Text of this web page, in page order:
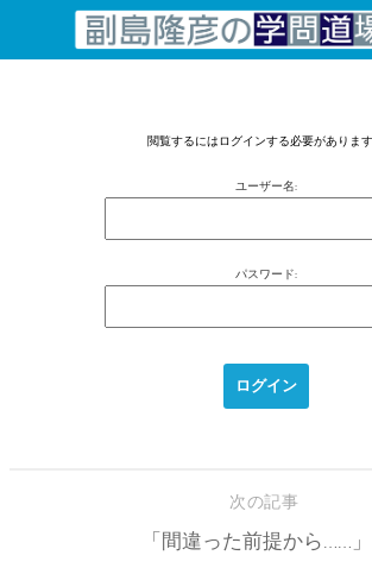
コンテンツへスキップ
閲覧するにはログインする必要があります
ユーザー名:
パスワード:
次の記事
「間違った前提から……」